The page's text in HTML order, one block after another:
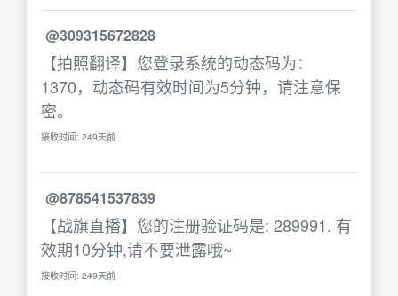
@309315672828
【拍照翻译】您登录系统的动态码为：
1370，动态码有效时间为5分钟，请注意保
密。
接收时间: 249天前
@878541537839
【战旗直播】您的注册验证码是: 289991. 有
效期10分钟,请不要泄露哦~
接收时间: 249天前